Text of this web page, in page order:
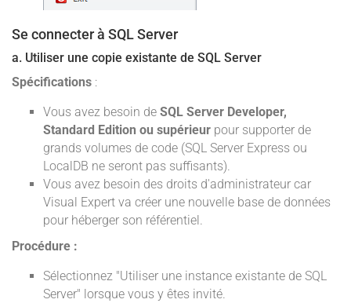
Se connecter à SQL Server
a. Utiliser une copie existante de SQL Server
Spécifications :
Vous avez besoin de SQL Server Developer,
Standard Edition ou supérieur pour supporter de
grands volumes de code (SQL Server Express ou
LocalDB ne seront pas suffisants).
Vous avez besoin des droits d'administrateur car
Visual Expert va créer une nouvelle base de données
pour héberger son référentiel.
Procédure :
Sélectionnez "Utiliser une instance existante de SQL
Server" lorsque vous y êtes invité.